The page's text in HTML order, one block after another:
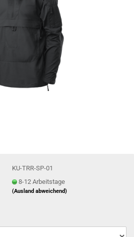
KU-TRR-SP-01
8-12 Arbeitstage
(Ausland abweichend)